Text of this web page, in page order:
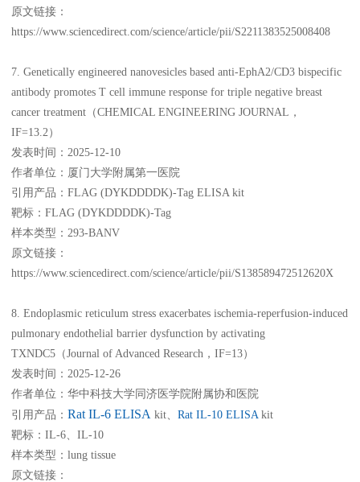
原文链接：
https://www.sciencedirect.com/science/article/pii/S2211383525008408
7. Genetically engineered nanovesicles based anti-EphA2/CD3 bispecific
antibody promotes T cell immune response for triple negative breast
cancer treatment（CHEMICAL ENGINEERING JOURNAL，
IF=13.2）
发表时间：2025-12-10
作者单位：厦门大学附属第一医院
引用产品：FLAG (DYKDDDDK)-Tag ELISA kit
靶标：FLAG (DYKDDDDK)-Tag
样本类型：293-BANV
原文链接：
https://www.sciencedirect.com/science/article/pii/S138589472512620X
8. Endoplasmic reticulum stress exacerbates ischemia-reperfusion-induced
pulmonary endothelial barrier dysfunction by activating
TXNDC5（Journal of Advanced Research，IF=13）
发表时间：2025-12-26
作者单位：华中科技大学同济医学院附属协和医院
引用产品： Rat IL-6 ELISA kit、Rat IL-10 ELISA kit
靶标：IL-6、IL-10
样本类型：lung tissue
原文链接：